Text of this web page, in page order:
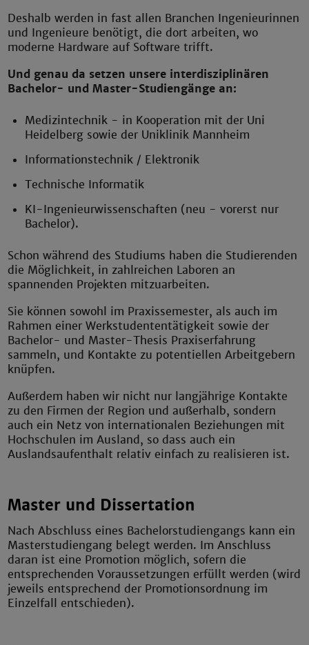
Deshalb werden in fast allen Branchen Ingenieurinnen
und Ingenieure benötigt, die dort arbeiten, wo
moderne Hardware auf Software trifft.
Und genau da setzen unsere interdisziplinären
Bachelor- und Master-Studiengänge an:
Medizintechnik - in Kooperation mit der Uni
Heidelberg sowie der Uniklinik Mannheim
Informationstechnik / Elektronik
Technische Informatik
KI-Ingenieurwissenschaften (neu - vorerst nur
Bachelor).
Schon während des Studiums haben die Studierenden
die Möglichkeit, in zahlreichen Laboren an
spannenden Projekten mitzuarbeiten.
Sie können sowohl im Praxissemester, als auch im
Rahmen einer Werkstudententätigkeit sowie der
Bachelor- und Master-Thesis Praxiserfahrung
sammeln, und Kontakte zu potentiellen Arbeitgebern
knüpfen.
Außerdem haben wir nicht nur langjährige Kontakte
zu den Firmen der Region und außerhalb, sondern
auch ein Netz von internationalen Beziehungen mit
Hochschulen im Ausland, so dass auch ein
Auslandsaufenthalt relativ einfach zu realisieren ist.
Master und Dissertation
Nach Abschluss eines Bachelorstudiengangs kann ein
Masterstudiengang belegt werden. Im Anschluss
daran ist eine Promotion möglich, sofern die
entsprechenden Voraussetzungen erfüllt werden (wird
jeweils entsprechend der Promotionsordnung im
Einzelfall entschieden).